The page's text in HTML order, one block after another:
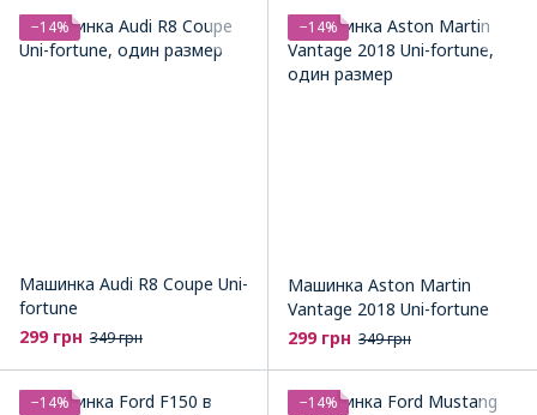
−14%
Машинка Audi R8 Coupe Uni-
fortune
299 грн 349 грн
−14%
Машинка Aston Martin
Vantage 2018 Uni-fortune
299 грн 349 грн
−14% −14%